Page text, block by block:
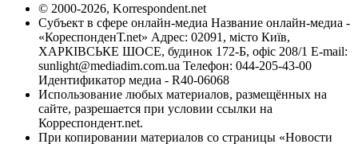
© 2000-2026, Korrespondent.net
Субъект в сфере онлайн-медиа Название онлайн-медиа -
«КореспонденТ.net» Адрес: 02091, місто Київ,
ХАРКІВСЬКЕ ШОСЕ, будинок 172-Б, офіс 208/1 E-mail:
sunlight@mediadim.com.ua Телефон: 044-205-43-00
Идентификатор медиа - R40-06068
Использование любых материалов, размещённых на
сайте, разрешается при условии ссылки на
Корреспондент.net.
При копировании материалов со страницы «Новости